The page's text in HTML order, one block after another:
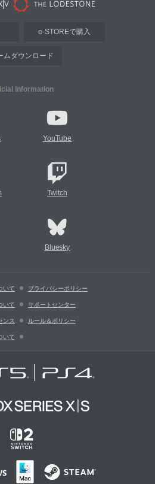
e-STOREで購入
ムダウンロード
Information
YouTube
Twitch
Bluesky
いて プライバシーポリシー
いて サポートセンター
ンス ルール＆ポリシー
いて